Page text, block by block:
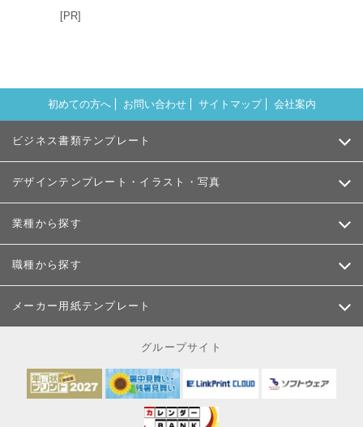
[PR]
初めての方へ お問い合わせ サイトマップ 会社案内
ビジネス書類テンプレート
デザインテンプレート・イラスト・写真
業種から探す
職種から探す
メーカー用紙テンプレート
グループサイト